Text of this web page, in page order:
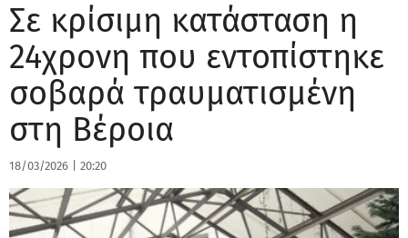
Σε κρίσιμη κατάσταση η
24χρονη που εντοπίστηκε
σοβαρά τραυματισμένη
στη Βέροια
18/03/2026 20:20